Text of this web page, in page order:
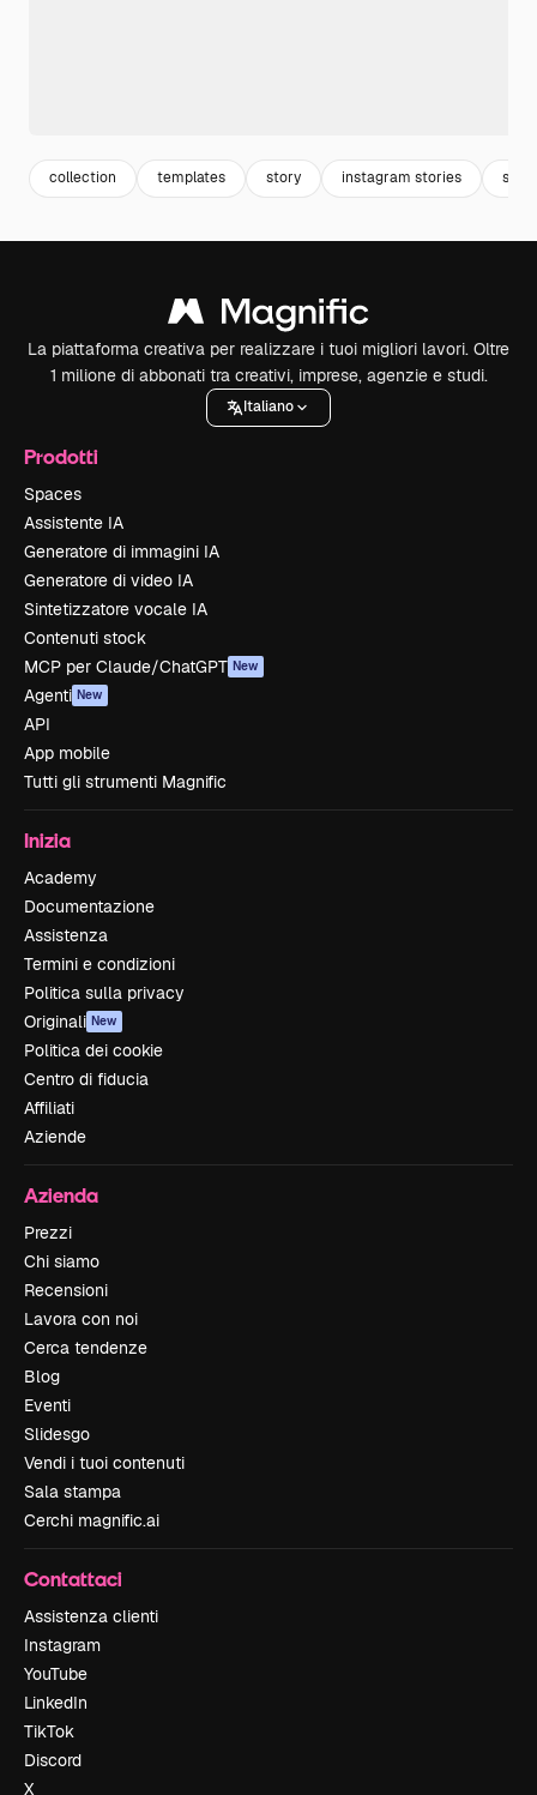
collection templates story instagram stories set
La piattaforma creativa per realizzare i tuoi migliori lavori. Oltre
1 milione di abbonati tra creativi, imprese, agenzie e studi.
Italiano
Prodotti
Spaces
Assistente IA
Generatore di immagini IA
Generatore di video IA
Sintetizzatore vocale IA
Contenuti stock
MCP per Claude/ChatGPT New
Agenti New
API
App mobile
Tutti gli strumenti Magnific
Inizia
Academy
Documentazione
Assistenza
Termini e condizioni
Politica sulla privacy
Originali New
Politica dei cookie
Centro di fiducia
Affiliati
Aziende
Azienda
Prezzi
Chi siamo
Recensioni
Lavora con noi
Cerca tendenze
Blog
Eventi
Slidesgo
Vendi i tuoi contenuti
Sala stampa
Cerchi magnific.ai
Contattaci
Assistenza clienti
Instagram
YouTube
LinkedIn
TikTok
Discord
X